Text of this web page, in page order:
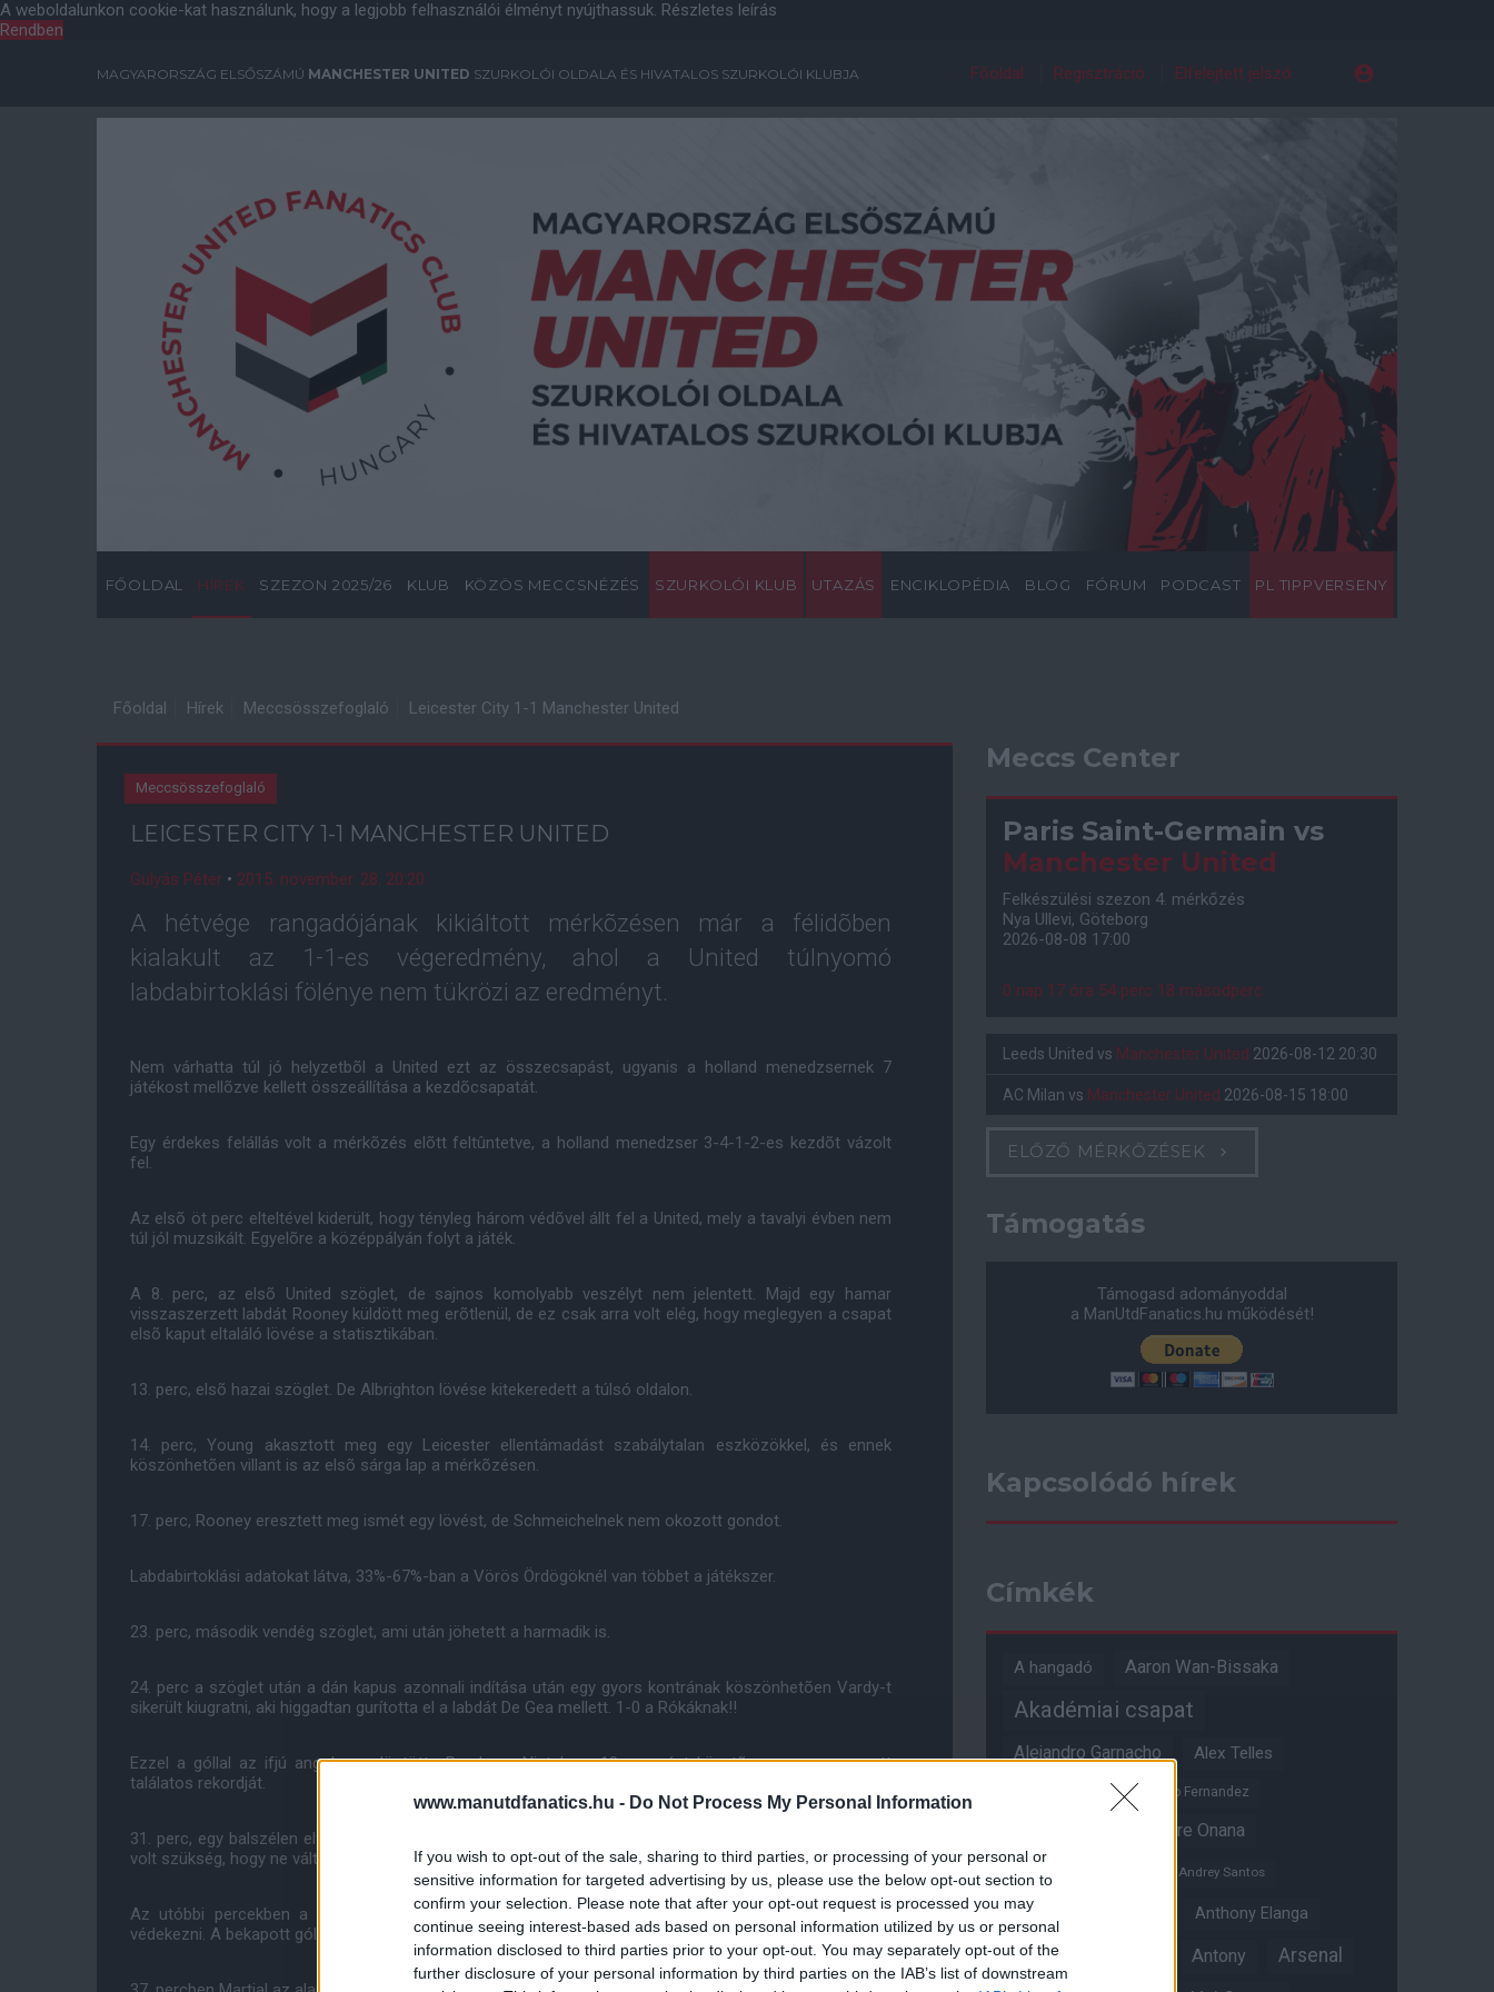
www.manutdfanatics.hu - Do Not Process My Personal Information
If you wish to opt-out of the sale, sharing to third parties, or processing of your personal or
sensitive information for targeted advertising by us, please use the below opt-out section to
confirm your selection. Please note that after your opt-out request is processed you may
continue seeing interest-based ads based on personal information utilized by us or personal
information disclosed to third parties prior to your opt-out. You may separately opt-out of the
further disclosure of your personal information by third parties on the IAB’s list of downstream
A weboldalunkon cookie-kat használunk, hogy a legjobb felhasználói élményt nyújthassuk. Részletes leírás
Rendben
MAGYARORSZÁG ELSŐSZÁMÚ MANCHESTER UNITED SZURKOLÓI OLDALA ÉS HIVATALOS SZURKOLÓI KLUBJA Főoldal Regisztráció Elfelejtett jelszó
FŐOLDAL HÍREK SZEZON 2025/26 KLUB KÖZÖS MECCSNÉZÉS SZURKOLÓI KLUB UTAZÁS ENCIKLOPÉDIA BLOG FÓRUM PODCAST PL TIPPVERSENY
Főoldal Hírek Meccsösszefoglaló Leicester City 1-1 Manchester United
Meccsösszefoglaló
LEICESTER CITY 1-1 MANCHESTER UNITED
Gulyás Péter • 2015. november. 28. 20:20
A hétvége rangadójának kikiáltott mérkõzésen már a félidõben
kialakult az 1-1-es végeredmény, ahol a United túlnyomó
labdabirtoklási fölénye nem tükrözi az eredményt.
Nem várhatta túl jó helyzetbõl a United ezt az összecsapást, ugyanis a holland menedzsernek 7
játékost mellõzve kellett összeállítása a kezdõcsapatát.
Egy érdekes felállás volt a mérkõzés elõtt feltûntetve, a holland menedzser 3-4-1-2-es kezdõt vázolt
fel.
Az elsõ öt perc elteltével kiderült, hogy tényleg három védõvel állt fel a United, mely a tavalyi évben nem
túl jól muzsikált. Egyelõre a középpályán folyt a játék.
A 8. perc, az elsõ United szöglet, de sajnos komolyabb veszélyt nem jelentett. Majd egy hamar
visszaszerzett labdát Rooney küldött meg erõtlenül, de ez csak arra volt elég, hogy meglegyen a csapat
elsõ kaput eltaláló lövése a statisztikában.
13. perc, elsõ hazai szöglet. De Albrighton lövése kitekeredett a túlsó oldalon.
14. perc, Young akasztott meg egy Leicester ellentámadást szabálytalan eszközökkel, és ennek
köszönhetõen villant is az elsõ sárga lap a mérkõzésen.
17. perc, Rooney eresztett meg ismét egy lövést, de Schmeichelnek nem okozott gondot.
Labdabirtoklási adatokat látva, 33%-67%-ban a Vörös Ördögöknél van többet a játékszer.
23. perc, második vendég szöglet, ami után jöhetett a harmadik is.
24. perc a szöglet után a dán kapus azonnali indítása után egy gyors kontrának köszönhetõen Vardy-t
sikerült kiugratni, aki higgadtan gurította el a labdát De Gea mellett. 1-0 a Rókáknak!!
Ezzel a góllal az ifjú angol megdöntötte Ruud van Nistelrroy 10 egymást követõ meccsen szerzett
találatos rekordját.
31. perc, egy balszélen elfutó Leicester játékos pontosan ívelt be a kapu elé, és De Gea nagy védésére
volt szükség, hogy ne változzon az eredmény.
Az utóbbi percekben a Rókák átvették a játék irányítását. A megszerzett gól után sem álltak be
védekezni. A bekapott góltól kicsit nehezen rázódott fel a United.
Meccs Center
Paris Saint-Germain vs
Manchester United
Felkészülési szezon 4. mérkőzés
Nya Ullevi, Göteborg
2026-08-08 17:00
0 nap 17 óra 54 perc 17 másodperc
Leeds United vs Manchester United 2026-08-12 20:30
AC Milan vs Manchester United 2026-08-15 18:00
ELŐZŐ MÉRKŐZÉSEK
Támogatás
Támogasd adományoddal
a ManUtdFanatics.hu működését!
Kapcsolódó hírek
Címkék
A hangadó Aaron Wan-Bissaka
Akadémiai csapat
Alejandro Garnacho Alex Telles
Alvaro Fernandez
Andre Onana
Andreas Pereira
Andrey Santos
Angol válogatott Anthony Elanga
Anthony Martial Antony Arsenal